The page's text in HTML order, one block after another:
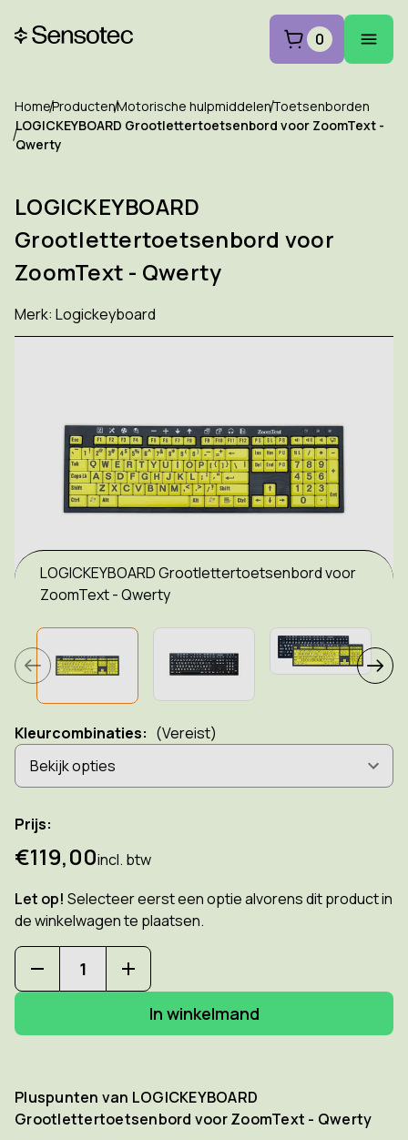
0
HomeProductenMotorische hulpmiddelenToetsenborden
LOGICKEYBOARD Grootlettertoetsenbord voor ZoomText -
Qwerty
LOGICKEYBOARD
Grootlettertoetsenbord voor
ZoomText - Qwerty
Merk: Logickeyboard
LOGICKEYBOARD Grootlettertoetsenbord voor
ZoomText - Qwerty
Kleurcombinaties: (Vereist)
Prijs:
€119,00incl. btw
Let op! Selecteer eerst een optie alvorens dit product in
de winkelwagen te plaatsen.
Hoeveelheid
verlagen
LOGICKEYBOARD
Grootlettertoetsenbord
-
Qwerty
Hoeveelheid
verhogen
van
LOGICKEYBOARD
Grootlettertoetsenbord
-
Qwerty
Pluspunten van LOGICKEYBOARD
Grootlettertoetsenbord voor ZoomText - Qwerty